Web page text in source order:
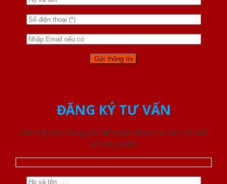
ĐĂNG KÝ TƯ VẤN
Liên hệ với chúng tôi để nhận được tư vấn chi tiết
về sản phẩm